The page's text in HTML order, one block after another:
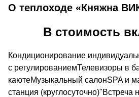
О теплоходе «Княжна
В стоимость
Кондиционирование
с регулированиемТелевизоры в
каютеМузыкальный салонSPA и
станция (круглосуточно)"Встреча